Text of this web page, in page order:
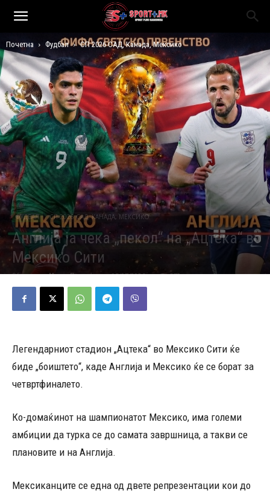
Почетна Фудбал СП 2026 САД, Канада, Мексико
ФУДБАЛ СП 2026 САД, КАНАДА, МЕКСИКО
Англија ја чека „пекол“ на „Ацтека“ во
Мексико Сити
Објавено од Марио Петровски - 05/07/2026 279
Легендарниот стадион „Ацтека“ во Мексико Сити ќе
биде „боиштето“, каде Англија и Мексико ќе се борат за
четвртфиналето.
Ко-домаќинот на шампионатот Мексико, има големи
амбиции да турка се до самата завршница, а такви се
плановите и на Англија.
Мексиканците се една од двете репрезентации кои до